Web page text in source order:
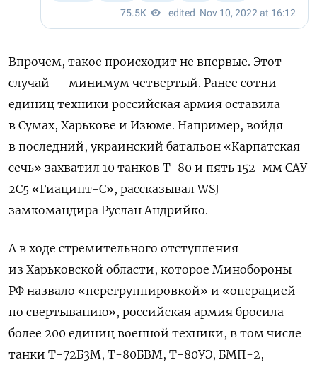
Впрочем, такое происходит не впервые. Этот
случай — минимум четвертый. Ранее сотни
единиц техники российская армия оставила
в Сумах, Харькове и Изюме. Например, войдя
в последний, украинский батальон «Карпатская
сечь» захватил 10 танков Т-80 и пять 152-мм САУ
2С5 «Гиацинт-С», рассказывал WSJ
замкомандира Руслан Андрийко.
А в ходе стремительного отступления
из Харьковской области, которое Минобороны
РФ назвало «перегруппировкой» и «операцией
по свертыванию», российская армия бросила
более 200 единиц военной техники, в том числе
танки Т-72Б3М, Т-80БВМ, Т-80УЭ, БМП-2,